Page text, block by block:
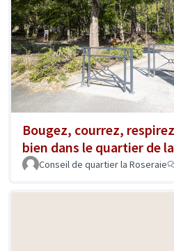
Bougez, courrez,
bien dans le quartier de
Conseil de quartier la Roseraie